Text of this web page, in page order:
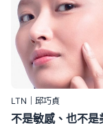
LTN｜邱巧貞